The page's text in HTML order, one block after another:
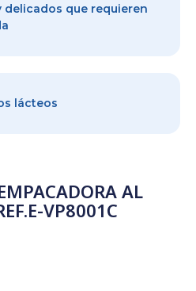
que requieren
lácteos
AL
VP8001C